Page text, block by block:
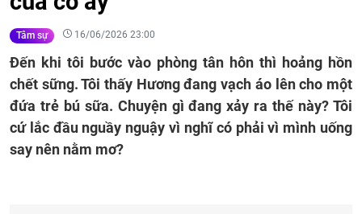
Tâm sự 16/06/2026 23:00
Đến khi tôi bước vào phòng tân hôn thì hoảng hồn
chết sững. Tôi thấy Hương đang vạch áo lên cho một
đứa trẻ bú sữa. Chuyện gì đang xảy ra thế này? Tôi
cứ lắc đầu nguầy nguậy vì nghĩ có phải vì mình uống
say nên nằm mơ?